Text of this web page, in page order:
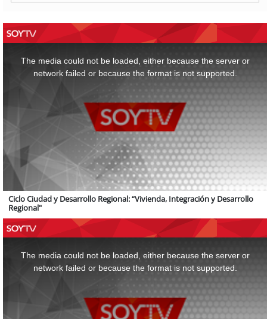
The media could not be loaded, either because the server or
network failed or because the format is not supported.
Ciclo Ciudad y Desarrollo Regional: “Vivienda, Integración y Desarrollo
Regional"
The media could not be loaded, either because the server or
network failed or because the format is not supported.